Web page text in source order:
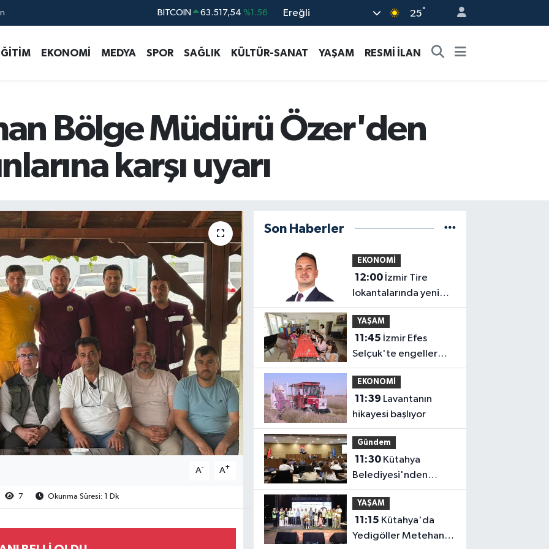
DOLAR 47,5649 %0.06 Ereğli 25°
EKONOMİ MEDYA SPOR SAĞLIK KÜLTÜR-SANAT YAŞAM RESMİ İLAN
Bölge Müdürü Özer'den
karşı uyarı
A- A+
7 Okunma Süresi: 1 Dk
Son Haberler
EKONOMİ
12:00
lokantalarında yeni
dönem başlıyor
YAŞAM
11:45
Selçuk'te engeller
atölyelerle aşılıyor
EKONOMİ
11:39
hikayesi başlıyor
Gündem
11:30
Belediyesi'nden
amatör spor
kulüplerine tam
destek
YAŞAM
11:15
Yedigöller Metehan